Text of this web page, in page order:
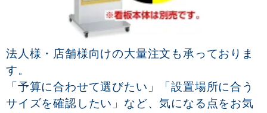
法人様・店舗様向けの大量注文も承っておりま
す。
「予算に合わせて選びたい」「設置場所に合う
サイズを確認したい」など、気になる点をお気